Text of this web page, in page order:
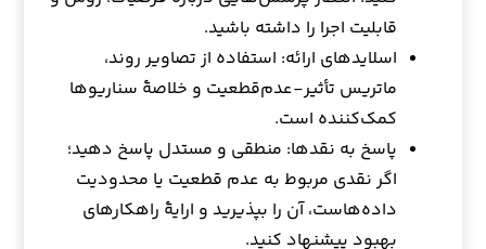
قابلیت اجرا را داشته باشید.
اسلایدهای ارائه: استفاده از تصاویر روند،
ماتریس تأثیر-عدم‌قطعیت و خلاصهٔ سناریوها
کمک‌کننده است.
پاسخ به نقدها: منطقی و مستدل پاسخ دهید؛
اگر نقدی مربوط به عدم قطعیت یا محدودیت
داده‌هاست، آن را بپذیرید و ارایهٔ راهکارهای
بهبود پیشنهاد کنید.